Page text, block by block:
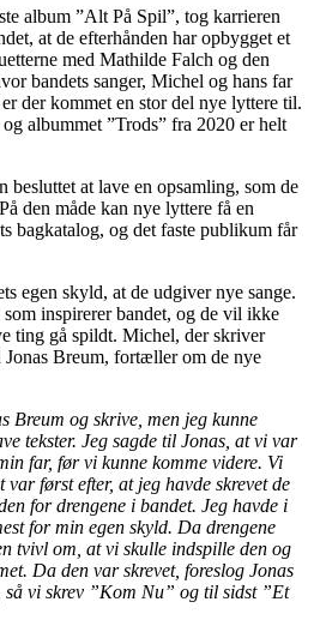
album ”Alt På Spil”, tog karrieren
at de efterhånden har opbygget et
med Mathilde Falch og den
bandets sanger, Michel og hans far
der kommet en stor del nye lyttere til.
albummet ”Trods” fra 2020 er helt
besluttet at lave en opsamling, som de
den måde kan nye lyttere få en
bagkatalog, og det faste publikum får
egen skyld, at de udgiver nye sange.
inspirerer bandet, og de vil ikke
ting gå spildt. Michel, der skriver
Jonas Breum, fortæller om de nye
Breum og skrive, men jeg kunne
tekster. Jeg sagde til Jonas, at vi var
far, før vi kunne komme videre. Vi
først efter, at jeg havde skrevet de
for drengene i bandet. Jeg havde i
for min egen skyld. Da drengene
tvivl om, at vi skulle indspille den og
Da den var skrevet, foreslog Jonas
vi skrev ”Kom Nu” og til sidst ”Et